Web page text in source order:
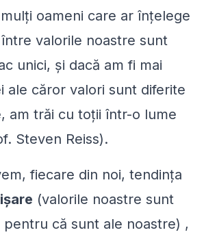
oameni care ar înțelege
valorile noastre sunt
unici, și dacă am fi mai
ale căror valori sunt diferite
am trăi cu toții într-o lume
Steven Reiss).
fiecare din noi, tendința
(valorile noastre sunt
că sunt ale noastre) ,